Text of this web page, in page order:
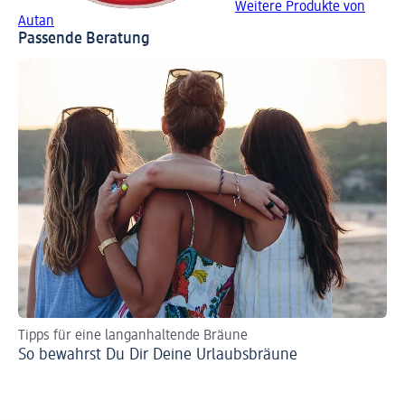
Weitere Produkte von
Autan
Passende Beratung
Tipps für eine langanhaltende Bräune
So bewahrst Du Dir Deine Urlaubsbräune